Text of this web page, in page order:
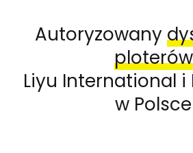
Autoryzowany
ploterów
Liyu International i
w Polsce